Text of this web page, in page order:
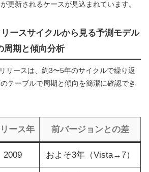
更新されるケースが見込まれています。
ースサイクルから見る予測モデル
周期と傾向分析
リースは、約3〜5年のサイクルで繰り返
テーブルで周期と傾向を簡潔に確認でき
ース年 前バージョンとの差
2009 およそ3年（Vista→7）